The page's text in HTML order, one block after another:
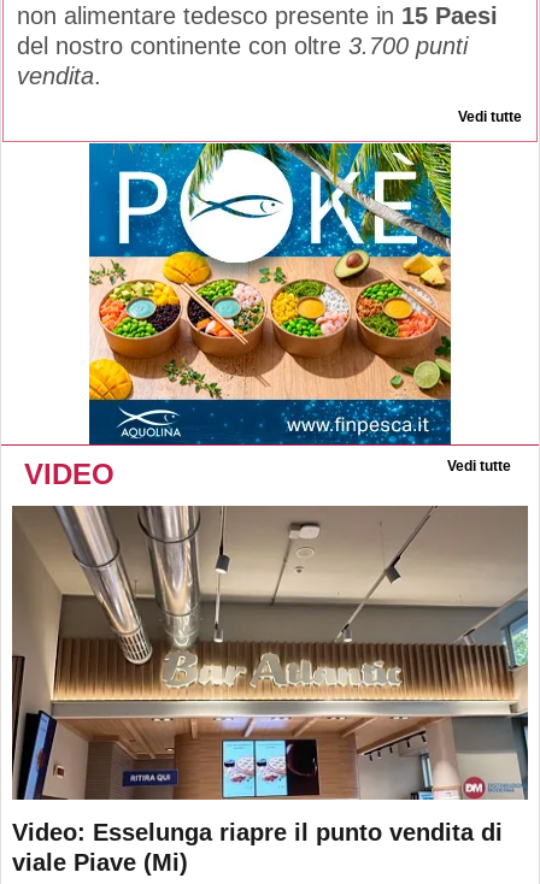
non alimentare tedesco presente in 15 Paesi
del nostro continente con oltre 3.700 punti
vendita.
Vedi tutte
VIDEO Vedi tutte
Video: Esselunga riapre il punto vendita di
viale Piave (Mi)